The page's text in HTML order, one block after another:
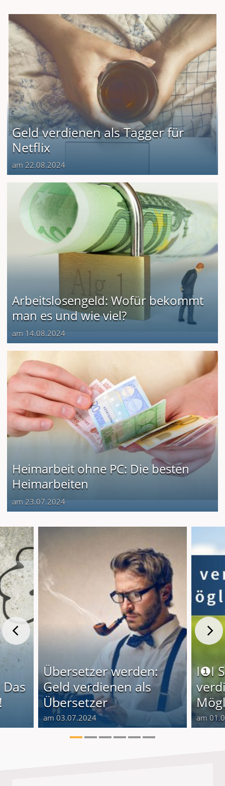
Geld verdienen als Tagger für
Netflix
am 22.08.2024
Arbeitslosengeld: Wofür bekommt
man es und wie viel?
am 14.08.2024
Heimarbeit ohne PC: Die besten
Heimarbeiten
am 23.07.2024
Übersetzer werden:
Geld verdienen als
Übersetzer
am 03.07.2024
I❶I
am